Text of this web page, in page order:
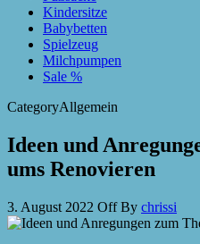
Kindersitze
Babybetten
Spielzeug
Milchpumpen
Sale %
CategoryAllgemein
Ideen und
ums Renovieren
3. August 2022 OffBy chrissi